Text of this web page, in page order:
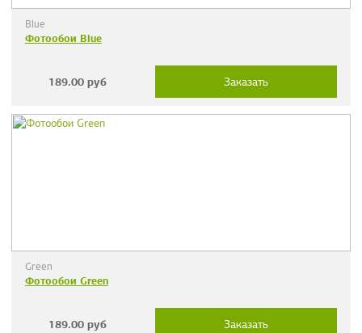
Blue
Фотообои Blue
189.00 руб Заказать
Green
Фотообои Green
189.00 руб Заказать